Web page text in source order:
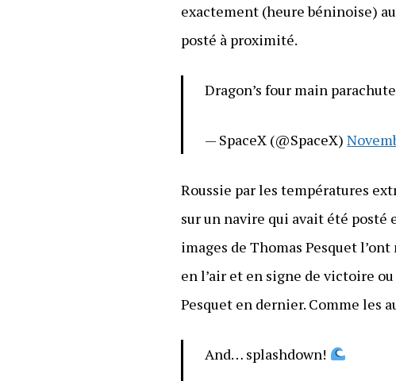
exactement (heure béninoise)
posté à proximité.
Dragon’s four main
— SpaceX (@SpaceX)
Roussie par les températures
sur un navire qui avait été posté
images de Thomas Pesquet
en l’air et en signe de victoire
Pesquet en dernier. Comme les
And… splashdown!